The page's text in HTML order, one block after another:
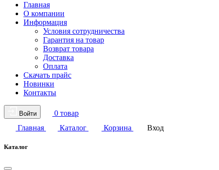
Главная
О компании
Информация
Условия сотрудничества
Гарантия на товар
Возврат товара
Доставка
Оплата
Скачать прайс
Новинки
Контакты
Войти
0 товар
Главная
Каталог Корзина Вход
Каталог